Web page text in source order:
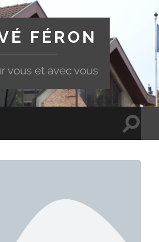
FÉRON
vous et avec vous
Toggle